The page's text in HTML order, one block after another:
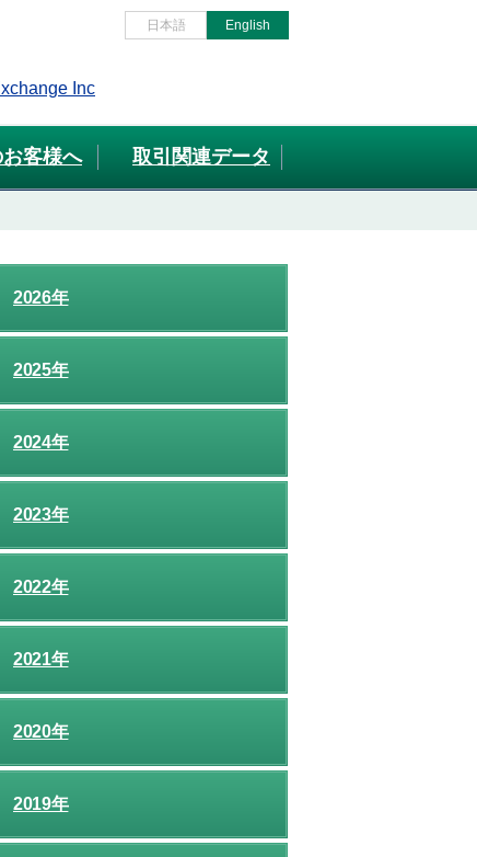
日本語 English
客様へ 取引関連データ
2026年
2025年
2024年
2023年
2022年
2021年
2020年
2019年